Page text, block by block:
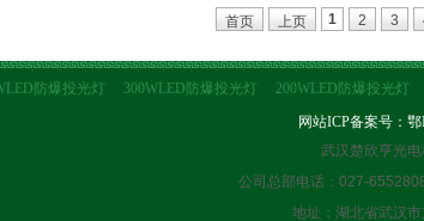
首页 上页 1 2 3
防爆投光灯 300WLED防爆投光灯 200WLED防爆投光灯
网站ICP备案号： 鄂
武汉楚欣亨光电
公司总部电话：027-
地址：湖北省武汉